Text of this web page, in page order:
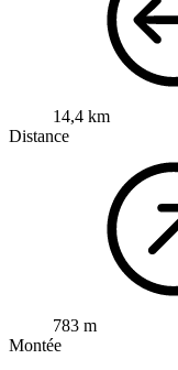
14,4 km
Distance
783 m
Montée